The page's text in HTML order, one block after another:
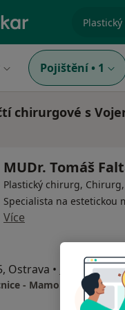
Pojištění • 1
chirurgové s
MUDr. Tomáš
Plastický chirurg, Chirurg,
Specialista na estetickou
Více
Ostrava •
- Mamologická